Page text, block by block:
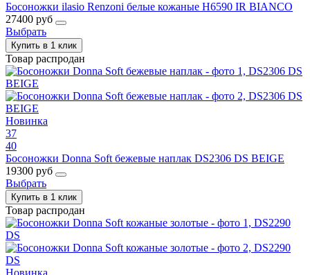
Босоножки ilasio Renzoni белые кожаные H6590 IR BIANCO
27400 руб
Выбрать
Купить в 1 клик
Товар распродан
Новинка
37
40
Босоножки Donna Soft бежевые наплак DS2306 DS BEIGE
19300 руб
Выбрать
Купить в 1 клик
Товар распродан